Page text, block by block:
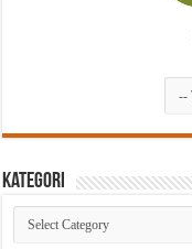
Kategori
Kategori